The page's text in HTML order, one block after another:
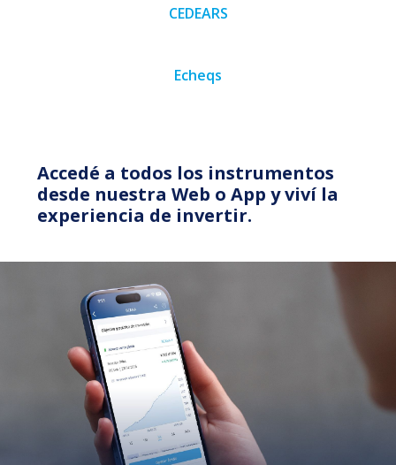
CEDEARS
Echeqs
Accedé a todos los instrumentos
desde nuestra Web o App y vivíla
experiencia de invertir.